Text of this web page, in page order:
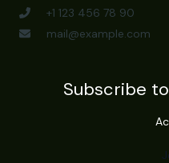
+1 123 456 78 90
mail@example.com
Subscribe